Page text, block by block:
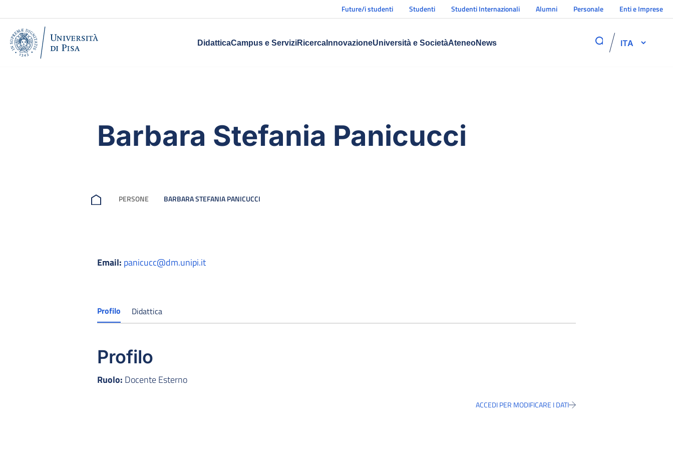
Future/i studenti Studenti Studenti Internazionali Alumni Personale Enti e Imprese
DidatticaCampus e ServiziRicercaInnovazioneUniversità e SocietàAteneoNews ITA
Barbara Stefania Panicucci
PERSONE BARBARA STEFANIA PANICUCCI
Email: panicucc@dm.unipi.it
Profilo Didattica
Profilo
Ruolo: Docente Esterno
ACCEDI PER MODIFICARE I DATI